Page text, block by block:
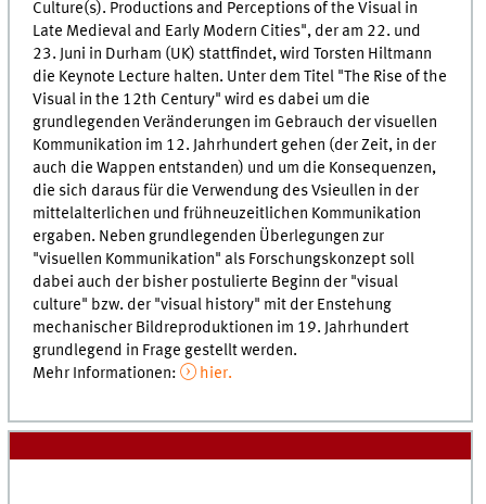
Culture(s). Productions and Perceptions of the Visual in
Late Medieval and Early Modern Cities", der am 22. und
23. Juni in Durham (UK) stattfindet, wird Torsten Hiltmann
die Keynote Lecture halten. Unter dem Titel "The Rise of the
Visual in the 12th Century" wird es dabei um die
grundlegenden Veränderungen im Gebrauch der visuellen
Kommunikation im 12. Jahrhundert gehen (der Zeit, in der
auch die Wappen entstanden) und um die Konsequenzen,
die sich daraus für die Verwendung des Vsieullen in der
mittelalterlichen und frühneuzeitlichen Kommunikation
ergaben. Neben grundlegenden Überlegungen zur
"visuellen Kommunikation" als Forschungskonzept soll
dabei auch der bisher postulierte Beginn der "visual
culture" bzw. der "visual history" mit der Enstehung
mechanischer Bildreproduktionen im 19. Jahrhundert
grundlegend in Frage gestellt werden.
Mehr Informationen:
hier.